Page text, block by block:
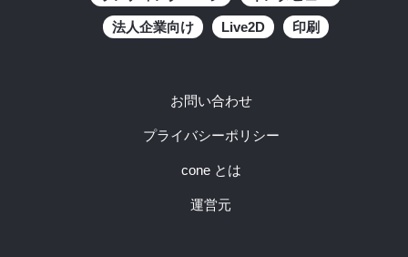
法人企業向け Live2D 印刷
お問い合わせ
プライバシーポリシー
cone とは
運営元